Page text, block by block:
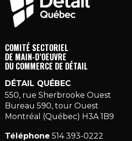
COMITÉ SECTORIEL
DE MAIN-D’OEUVRE
DU COMMERCE DE DÉTAIL
DÉTAIL QUÉBEC
550, rue Sherbrooke Ouest
Bureau 590, tour Ouest
Montréal (Québec) H3A 1B9
Téléphone 514 393-0222